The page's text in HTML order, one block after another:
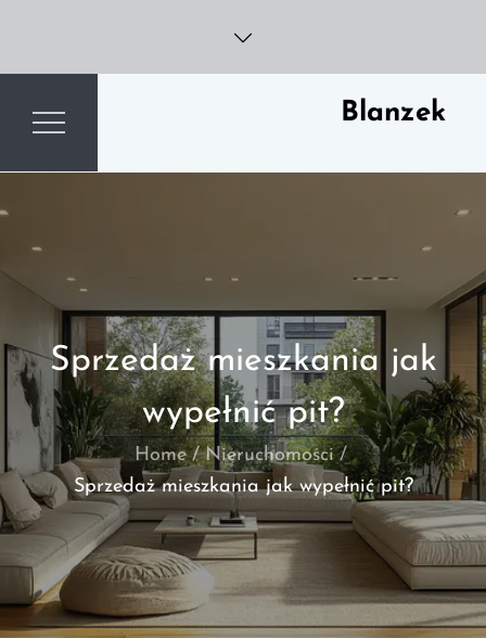
content
Blanzek
Sprzedaż mieszkania jak
wypełnić pit?
Home
Nieruchomości
Sprzedaż mieszkania jak wypełnić pit?